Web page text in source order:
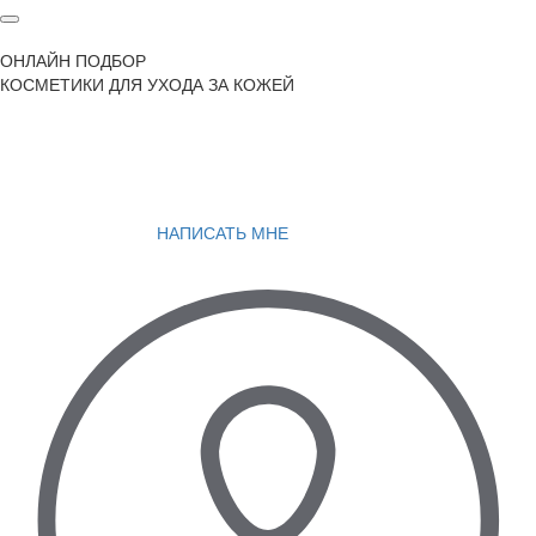
ОНЛАЙН ПОДБОР
КОСМЕТИКИ ДЛЯ УХОДА ЗА КОЖЕЙ
НАПИСАТЬ МНЕ